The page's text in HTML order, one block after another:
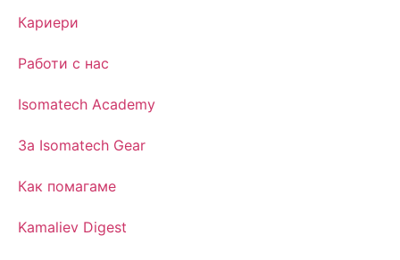
Кариери
Работи с нас
Isomatech Academy
За Isomatech Gear
Как помагаме
Kamaliev Digest